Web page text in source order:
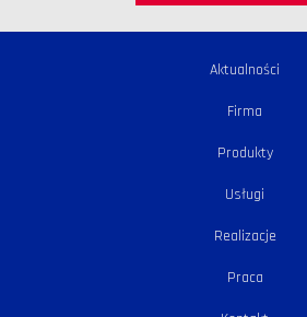
Aktualności
Firma
Produkty
Usługi
Realizacje
Praca